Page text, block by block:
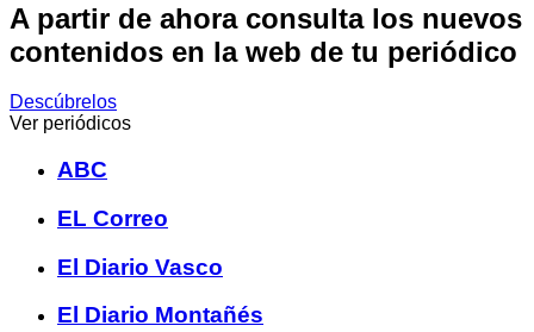
A partir de ahora consulta los nuevos
contenidos en la web de tu periódico
Descúbrelos
Ver periódicos
ABC
EL Correo
El Diario Vasco
El Diario Montañés